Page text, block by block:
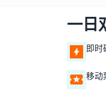
一日
即时
移动